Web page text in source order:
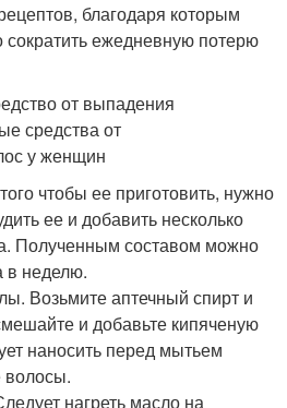
благодаря которым
сократить ежедневную потерю
чтобы ее приготовить, нужно
ее и добавить несколько
Полученным составом можно
в неделю.
Возьмите аптечный спирт и
и добавьте кипяченую
наносить перед мытьем
волосы.
нагреть масло на